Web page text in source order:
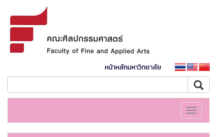
หน้าหลักมหาวิทยาลัย
Toggle